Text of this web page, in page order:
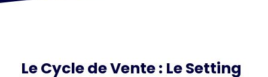
Le Cycle de Vente : Le Setting